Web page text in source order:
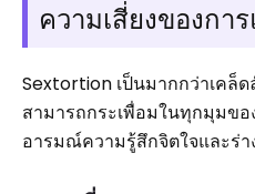
ความเสี่ยงของกา
Sextortion เป็นมากกว่าเคล็
สามารถกระเพื่อมในทุกมุมข
อารมณ์ความรู้สึกจิตใจและร่า